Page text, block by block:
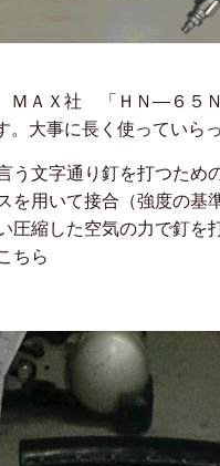
ＭＡＸ社 「ＨＮ—６５Ｎ
。大事に長く使っていら
う文字通り釘を打つため
を用いて接合（強度の基
縮した空気の力で釘を
ちら